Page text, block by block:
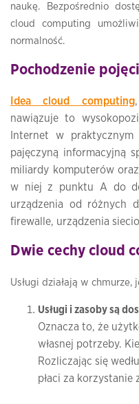
naukę. Bezpośrednio
cloud computing
normalność.
Pochodzenie
Idea cloud computing
nawiązuje to
Internet w
pajęczyną informacyjną
miliardy komputerów
w niej z punktu A do
urządzenia od różnych
firewalle, urządzenia
Dwie cechy cloud
Usługi działają w
Usługi i zasoby są
Oznacza to, że
własnej potrzeby.
Rozliczając się
płaci za korzystanie